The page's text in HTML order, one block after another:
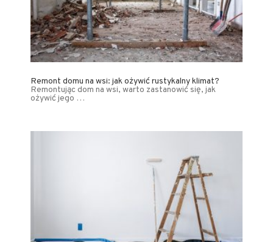
Remont domu na wsi: jak ożywić rustykalny klimat?
Remontując dom na wsi, warto zastanowić się, jak
ożywić jego …